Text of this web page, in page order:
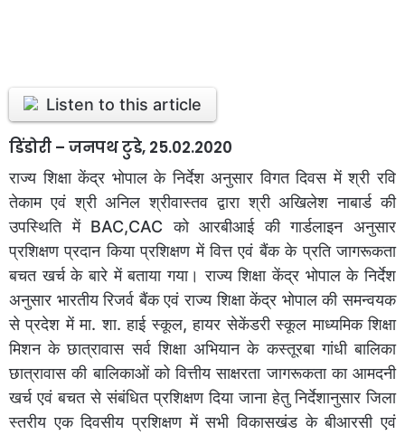
Listen to this article
डिंडोरी – जनपथ टुडे, 25.02.2020
राज्य शिक्षा केंद्र भोपाल के निर्देश अनुसार विगत दिवस में श्री रवि
तेकाम एवं श्री अनिल श्रीवास्तव द्वारा श्री अखिलेश नाबार्ड की
उपस्थिति में BAC,CAC को आरबीआई की गार्डलाइन अनुसार
प्रशिक्षण प्रदान किया प्रशिक्षण में वित्त एवं बैंक के प्रति जागरूकता
बचत खर्च के बारे में बताया गया। राज्य शिक्षा केंद्र भोपाल के निर्देश
अनुसार भारतीय रिजर्व बैंक एवं राज्य शिक्षा केंद्र भोपाल की समन्वयक
से प्रदेश में मा. शा. हाई स्कूल, हायर सेकेंडरी स्कूल माध्यमिक शिक्षा
मिशन के छात्रावास सर्व शिक्षा अभियान के कस्तूरबा गांधी बालिका
छात्रावास की बालिकाओं को वित्तीय साक्षरता जागरूकता का आमदनी
खर्च एवं बचत से संबंधित प्रशिक्षण दिया जाना हेतु निर्देशानुसार जिला
स्तरीय एक दिवसीय प्रशिक्षण में सभी विकासखंड के बीआरसी एवं